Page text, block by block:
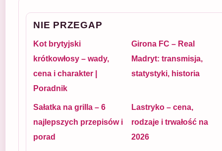
NIE PRZEGAP
Kot brytyjski
krótkowłosy – wady,
cena i charakter |
Poradnik
Girona FC – Real
Madryt: transmisja,
statystyki, historia
Sałatka na grilla – 6
najlepszych przepisów i
porad
Lastryko – cena,
rodzaje i trwałość na
2026